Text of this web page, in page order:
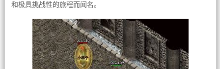
和极具挑战性的旅程而闻名。